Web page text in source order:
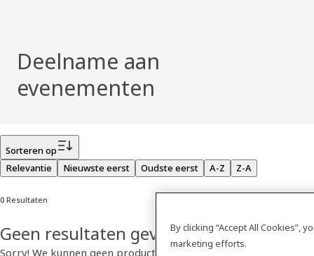
Deelname aan
evenementen
Sorteren op
Relevantie
Nieuwste eerst Oudste eerst A-Z Z-A
0 Resultaten
Geen resultaten gevonden
Sorry! We kunnen geen product vinden.
By clicking “Accept All Cookies”,
marketing efforts.